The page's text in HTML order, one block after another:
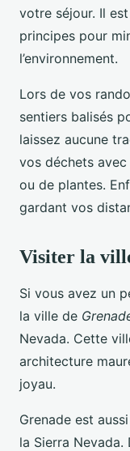
votre séjour. Il
principes pour
l’environnement.
Lors de vos
sentiers balisés
laissez aucune
vos déchets
ou de plantes.
gardant vos
Visiter la
Si vous avez un
la ville de
Nevada. Cette
architecture
joyau.
Grenade est
la Sierra Nevada.